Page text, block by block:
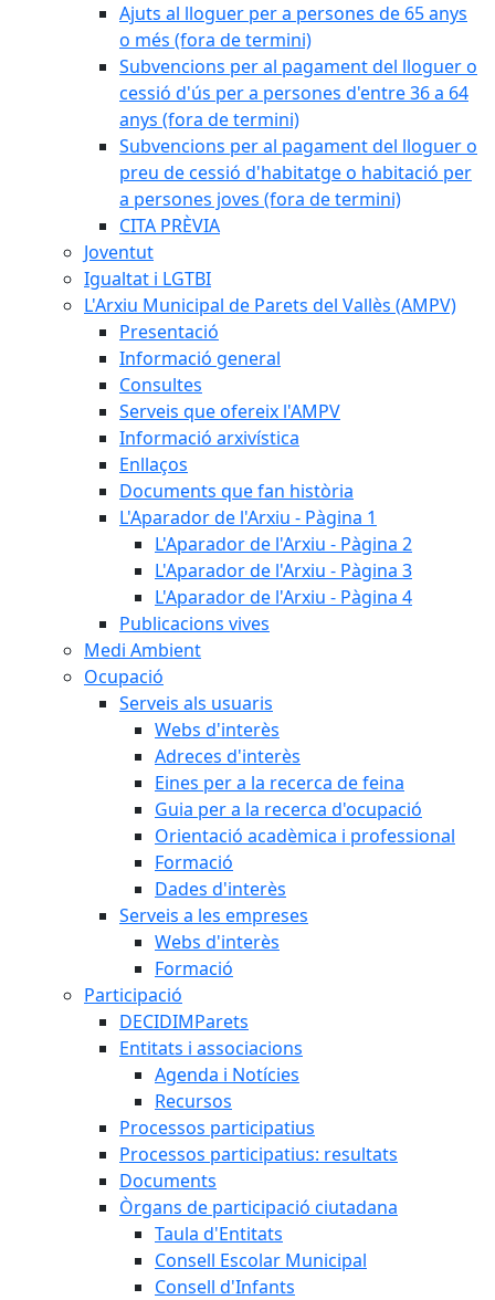
Ajuts al lloguer per a persones de 65 anys
o més (fora de termini)
Subvencions per al pagament del lloguer o
cessió d'ús per a persones d'entre 36 a 64
anys (fora de termini)
Subvencions per al pagament del lloguer o
preu de cessió d'habitatge o habitació per
a persones joves (fora de termini)
CITA PRÈVIA
Joventut
Igualtat i LGTBI
L'Arxiu Municipal de Parets del Vallès (AMPV)
Presentació
Informació general
Consultes
Serveis que ofereix l'AMPV
Informació arxivística
Enllaços
Documents que fan història
L'Aparador de l'Arxiu - Pàgina 1
L'Aparador de l'Arxiu - Pàgina 2
L'Aparador de l'Arxiu - Pàgina 3
L'Aparador de l'Arxiu - Pàgina 4
Publicacions vives
Medi Ambient
Ocupació
Serveis als usuaris
Webs d'interès
Adreces d'interès
Eines per a la recerca de feina
Guia per a la recerca d'ocupació
Orientació acadèmica i professional
Formació
Dades d'interès
Serveis a les empreses
Webs d'interès
Formació
Participació
DECIDIMParets
Entitats i associacions
Agenda i Notícies
Recursos
Processos participatius
Processos participatius: resultats
Documents
Òrgans de participació ciutadana
Taula d'Entitats
Consell Escolar Municipal
Consell d'Infants